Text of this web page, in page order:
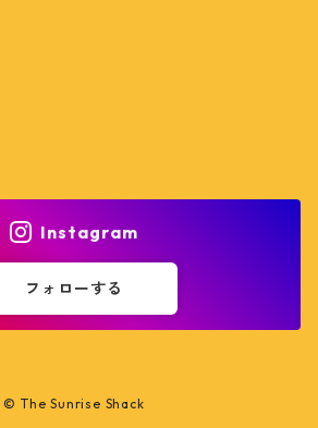
Instagram
フォローする
© The Sunrise Shack